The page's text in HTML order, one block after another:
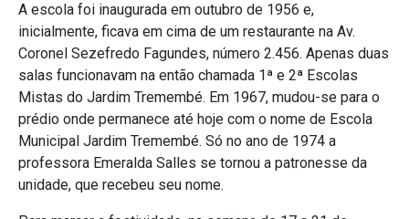
A escola foi inaugurada em outubro de 1956 e,
inicialmente, ficava em cima de um restaurante na Av.
Coronel Sezefredo Fagundes, número 2.456. Apenas duas
salas funcionavam na então chamada 1ª e 2ª Escolas
Mistas do Jardim Tremembé. Em 1967, mudou-se para o
prédio onde permanece até hoje com o nome de Escola
Municipal Jardim Tremembé. Só no ano de 1974 a
professora Emeralda Salles se tornou a patronesse da
unidade, que recebeu seu nome.